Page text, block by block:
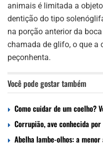
animais é limitada a
dentição do tipo
na porção anterior da
chamada de glifo, o que a
peçonhenta.
Você pode gostar também
Como cuidar de um coelho?
Corrupião, ave conhecida
Abelha lambe-olhos: a menor